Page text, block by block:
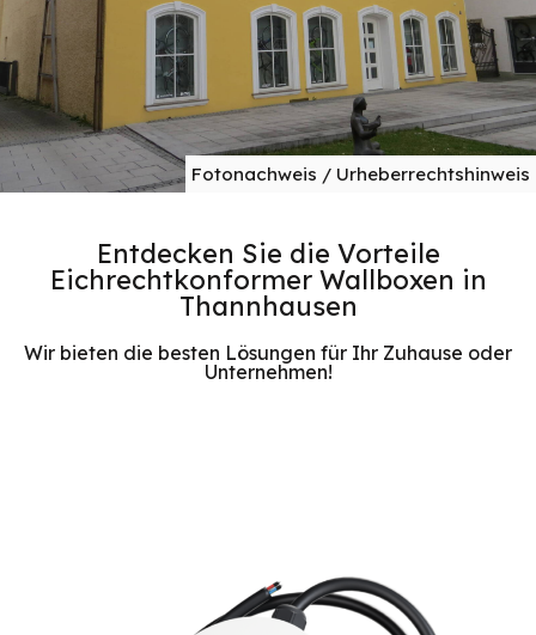
Fotonachweis / Urheberrechtshinweis
Entdecken Sie die Vorteile
Eichrechtkonformer Wallboxen in
Thannhausen
Wir bieten die besten Lösungen für Ihr Zuhause oder
Unternehmen!